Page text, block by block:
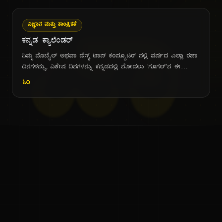
ಜ್ಞಾ
ಸೆಳೆಯಲ್ಪಡುತ್ತವೆ. ಉಲ್ಕೆಗಳು ಭೂ-ವಾತಾವರಣಕ್ಕೆ
ಪ್ರವೇಶಿಸುತ್ತಿದ್ದಂತೆ, ವಾತಾವರಣದ ಘರ್ಷಣೆಯಿಂದಾಗಿ
ಹತ್ತಿ ಉರಿಯಲಾರಂಭಿಸುತ್ತವೆ ಮತ್ತು ಭೂ-
ಎತ್ತರದಲ್ಲಿಯೇ ಸಂಪೂರ್ಣವಾಗಿ ಭಸ್ಮಗೊಳ್ಳುತ್ತವೆ. ಈ
ರೀತಿಯ ಸಾವಿರಾರು ಕಣಗಳು ಹೊತ್ತಿ ಉರಿದು ಇಡೀ
ಕರೆಯುತ್ತಾರೆ.
ವಿಜ್ಞಾನ ಮತ್ತು ತಾಂತ್ರಿಕತೆ
ಕನ್ನಡ ಕ್ಯಾಲೆಂಡರ್
ನಿಮ್ಮ ಮೊಬೈಲ್ ಅಥವಾ ಡೆಸ್ಕ್ ಟಾಪ್ ಕಂಪ್ಯೂಟರ್ ನಲ್ಲಿ ವರ್ಷದ ಎಲ್ಲಾ ರಜಾ
ದಿನಗಳನ್ನು, ವಿಶೇಷ ದಿನಗಳನ್ನು ಕನ್ನಡದಲ್ಲಿ ನೋಡಲು 'ಗೂಗಲ್'ನ ಈ
ಓದಿ